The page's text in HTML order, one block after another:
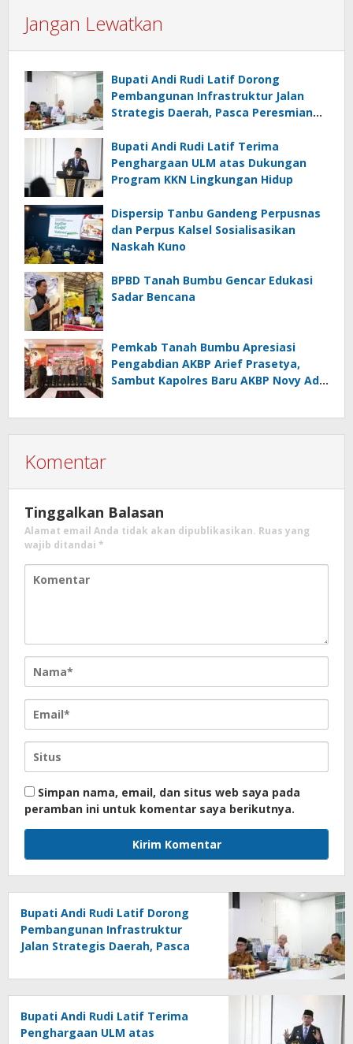
Jangan Lewatkan
Bupati Andi Rudi Latif Dorong
Pembangunan Infrastruktur Jalan
Strategis Daerah, Pasca Peresmian
Bupati Andi Rudi Latif Terima
Penghargaan ULM atas Dukungan
Program KKN Lingkungan Hidup
Dispersip Tanbu Gandeng Perpusnas
dan Perpus Kalsel Sosialisasikan
Naskah Kuno
BPBD Tanah Bumbu Gencar Edukasi
Sadar Bencana
Pemkab Tanah Bumbu Apresiasi
Pengabdian AKBP Arief Prasetya,
Sambut Kapolres Baru AKBP Novy Adi
Komentar
Tinggalkan Balasan
Alamat email Anda tidak akan dipublikasikan. Ruas yang
wajib ditandai *
Simpan nama, email, dan situs web saya pada
peramban ini untuk komentar saya berikutnya.
Bupati Andi Rudi Latif Dorong
Pembangunan Infrastruktur
Jalan Strategis Daerah, Pasca
Bupati Andi Rudi Latif Terima
Penghargaan ULM atas